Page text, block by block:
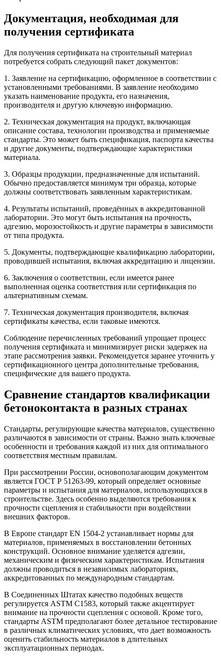
Документация, необходимая для
получения сертификата
Для получения сертификата на строительный материал
потребуется собрать следующий пакет документов:
1. Заявление на сертификацию, оформленное в соответствии с
установленными требованиями. В заявление необходимо
указать наименование продукта, его назначения,
производителя и другую ключевую информацию.
2. Техническая документация на продукт, включающая
описание состава, технологии производства и применяемые
стандарты. Это может быть спецификация, паспорта качества
и другие документы, подтверждающие характеристики
материала.
3. Образцы продукции, предназначенные для испытаний.
Обычно предоставляется минимум три образца, которые
должны соответствовать заявленным характеристикам.
4. Результаты испытаний, проведённых в аккредитованной
лаборатории. Это могут быть испытания на прочность,
адгезию, морозостойкость и другие параметры в зависимости
от типа продукта.
5. Документы, подтверждающие квалификацию лаборатории,
проводившей испытания, включая аккредитацию и лицензии.
6. Заключения о соответствии, если имеется ранее
выполненная оценка соответствия или сертификация по
альтернативным схемам.
7. Техническая документация производителя, включая
сертификаты качества, если таковые имеются.
Соблюдение перечисленных требований упрощает процесс
получения сертификата и минимизирует риски задержек на
этапе рассмотрения заявки. Рекомендуется заранее уточнить у
сертификационного центра дополнительные требования,
специфические для вашего продукта.
Сравнение стандартов квалификации
бетоноконтакта в разных странах
Стандарты, регулирующие качества материалов, существенно
различаются в зависимости от страны. Важно знать ключевые
особенности и требования каждой из них для оптимального
соответствия местным правилам.
При рассмотрении России, основополагающим документом
является ГОСТ Р 51263-99, который определяет основные
параметры и испытания для материалов, использующихся в
строительстве. Здесь особенно выделяются требования к
прочности сцепления и стабильности при воздействии
внешних факторов.
В Европе стандарт EN 1504-2 устанавливает нормы для
материалов, применяемых в восстановлении бетонных
конструкций. Основное внимание уделяется адгезии,
механическим и физическим характеристикам. Испытания
должны проводиться в независимых лабораториях,
аккредитованных по международным стандартам.
В Соединенных Штатах качество подобных веществ
регулируется ASTM C1583, который также акцентирует
внимание на прочности сцепления с основой. Кроме того,
стандарты ASTM предполагают более детальное тестирование
в различных климатических условиях, что дает возможность
оценить стабильность материалов в длительных
эксплуатационных периодах.